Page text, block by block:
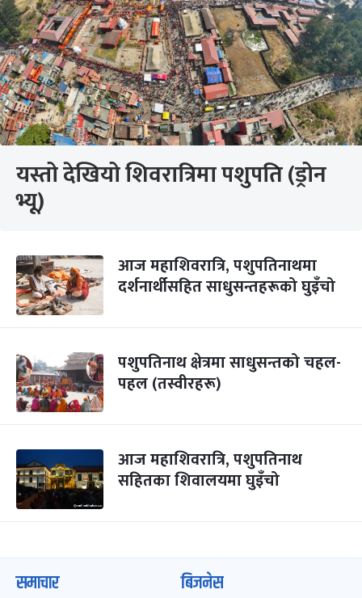
यस्तो देखियो शिवरात्रिमा पशुपति (ड्रोन
भ्यू)
आज महाशिवरात्रि, पशुपतिनाथमा
दर्शनार्थीसहित साधुसन्तहरूको घुइँचो
पशुपतिनाथ क्षेत्रमा साधुसन्तको चहल-
पहल (तस्वीरहरू)
आज महाशिवरात्रि, पशुपतिनाथ
सहितका शिवालयमा घुइँचो
समाचार बिजनेस